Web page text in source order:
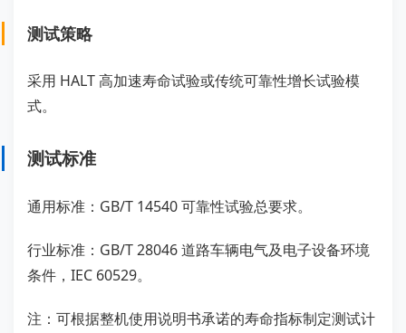
测试策略
采用 HALT 高加速寿命试验或传统可靠性增长试验模
式。
测试标准
通用标准：GB/T 14540 可靠性试验总要求。
行业标准：GB/T 28046 道路车辆电气及电子设备环境
条件，IEC 60529。
注：可根据整机使用说明书承诺的寿命指标制定测试计